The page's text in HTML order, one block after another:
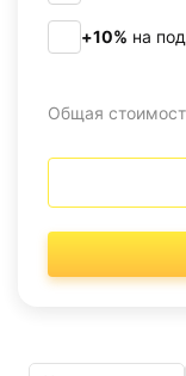
+10% на
Общая